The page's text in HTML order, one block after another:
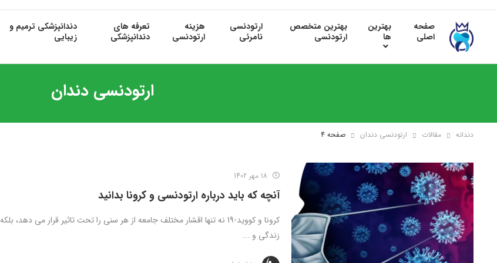
صفحه
اصلی
بهترین
ها
بهترین متخصص
ارتودنسی
ارتودنسی
نامرئی
هزینه
ارتودنسی
تعرفه های
دندانپزشکی
دندانپزشکی ترمیم و
زیبایی
ارتودنسی دندان
دندانه مقالات ارتودنسی دندان صفحه 4
آنچه که باید درباره ارتودنسی و کرونا بدانید
کرونا و کووید-19 نه تنها اقشار مختلف جامعه از هر سنی را تحت تاثیر قرار می دهد، بلکه
زندگی و ...